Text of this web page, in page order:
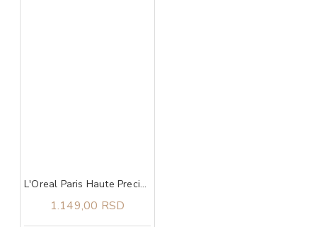
L'Oreal Paris Haute Precision ajlajner plavi
1.149,00 RSD